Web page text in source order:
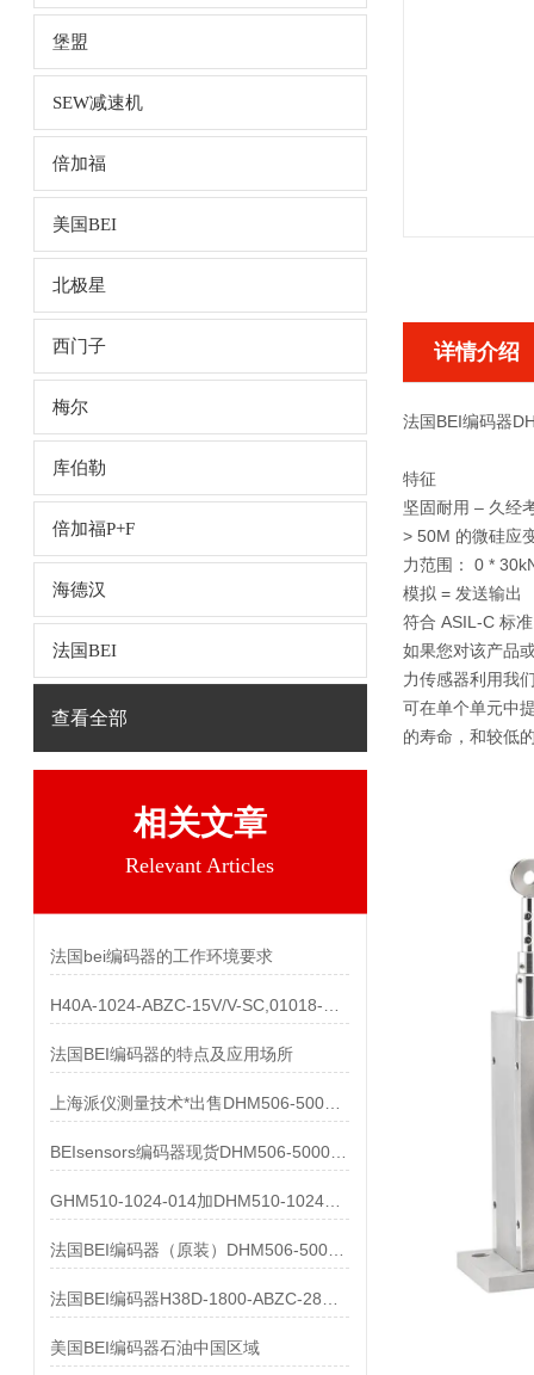
堡盟
SEW减速机
倍加福
美国BEI
北极星
西门子
梅尔
库伯勒
倍加福P+F
海德汉
法国BEI
查看全部
相关文章
Relevant Articles
法国bei编码器的工作环境要求
法国BEI编码器的特点及应用场所
美国BEI编码器石油中国区域
详情介绍
法国BEI编码器
特征
坚固耐用 – 久经
> 50M 的微硅应
力范围： 0 *
模拟 = 发送输出
符合 ASIL-C 标准
如果您对该产品
力传感器利用我
可在单个单元中
的寿命，和较低